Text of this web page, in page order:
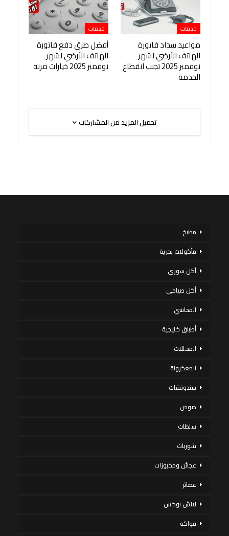
خدمات
مواعيد سداد فاتورة
الهاتف الأرضي لشهر
نوفمبر 2025 تجنب انقطاع
الخدمة
خدمات
أفضل طرق دفع فاتورة
الهاتف الأرضي لشهر
نوفمبر 2025 خيارات مرنة
تحميل المزيد من المشاركات
مطبخ
مأكولات بحرية
أكل سورى
أكل صيامي
المحاشي
أطباق خليجية
المخللات
المعكرونة
سندوتشات
صوص
سلطات
شوربات
عجائن ومخبوزات
عصائر
لانش بوكس
فواكه